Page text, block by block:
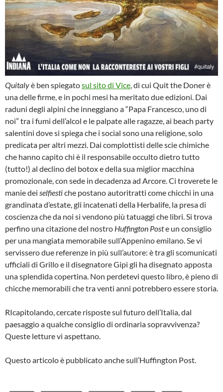
Quitalyè ben spiegatosul sito di Vice, di cui Quit the Doner è
una delle firme, e in pochi mesi ha meritato due edizioni. Dai
raduni degli alpini che inneggiano a “Papa Francesco, uno di
noi” tra i fumi dell’alcol e le palpate alle ragazze, ai beach party
salentini dove si spiega che i social sono una religione, solo
predicata per altri mezzi. Dai complottisti delle scie chimiche
che hanno capito chi è il responsabile occulto dietro tutto
(tutto!) al declino del botox e della sua miglior macchina
promozionale, con sede in decadenza ad Arcore. Ci troverete le
manie dei selfiestiche postano autoritratti come chicchi in una
grandinata d’estate, gli incatenati della Herbalife, la presa di
coscienza che da noi si vendono più tatuaggi che libri. Si trova
perfino una citazione del nostro Huffington Poste un consiglio
per una mangiata memorabile sull’Appenino emilano. Se vi
servissero due referenze in più sull’autore: è tra gli scomunicati
ufficiali di Grillo e il disegnatore Gipi gli ha disegnato apposta
una splendida copertina. Non perdetevi questo libro, è pieno di
chicche memorabili che tra venti anni potrebbero essere storia.
RIcapitolando, cercate risposte sul futuro dell’Italia, dal
paesaggio a qualche consiglio di ordinaria sopravvivenza?
Queste letture vi aspettano.
Questo articolo è pubblicato anche sull’Huffington Post.